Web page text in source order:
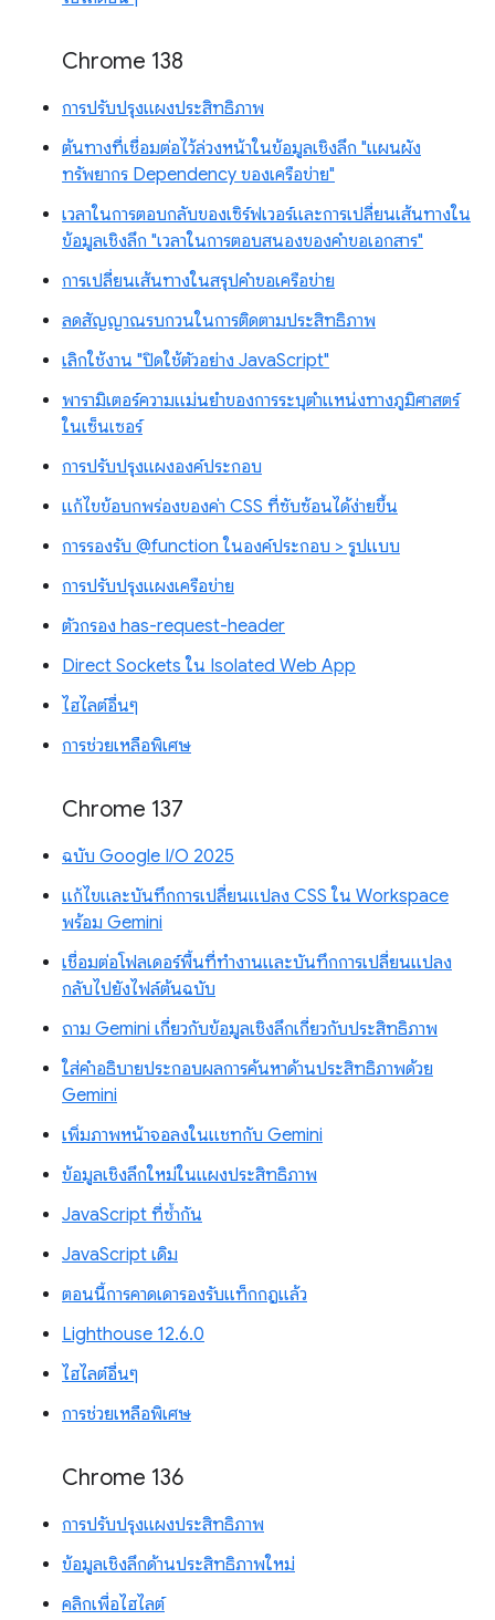
Chrome 138
การปรับปรุงแผงประสิทธิภาพ
ต้นทางที่เชื่อมต่อไว้ล่วงหน้าในข้อมูลเชิงลึก "แผนผัง
ทรัพยากร Dependency ของเครือข่าย"
เวลาในการตอบกลับของเซิร์ฟเวอร์และการเปลี่ยนเส้นทางใน
ข้อมูลเชิงลึก "เวลาในการตอบสนองของคำขอเอกสาร"
การเปลี่ยนเส้นทางในสรุปคำขอเครือข่าย
ลดสัญญาณรบกวนในการติดตามประสิทธิภาพ
เลิกใช้งาน "ปิดใช้ตัวอย่าง JavaScript"
พารามิเตอร์ความแม่นยำของการระบุตำแหน่งทางภูมิศาสตร์
ในเซ็นเซอร์
การปรับปรุงแผงองค์ประกอบ
แก้ไขข้อบกพร่องของค่า CSS ที่ซับซ้อนได้ง่ายขึ้น
การรองรับ @function ในองค์ประกอบ > รูปแบบ
การปรับปรุงแผงเครือข่าย
ตัวกรอง has-request-header
Direct Sockets ใน Isolated Web App
ไฮไลต์อื่นๆ
การช่วยเหลือพิเศษ
Chrome 137
ฉบับ Google I/O 2025
แก้ไขและบันทึกการเปลี่ยนแปลง CSS ใน Workspace
พร้อม Gemini
เชื่อมต่อโฟลเดอร์พื้นที่ทำงานและบันทึกการเปลี่ยนแปลง
กลับไปยังไฟล์ต้นฉบับ
ถาม Gemini เกี่ยวกับข้อมูลเชิงลึกเกี่ยวกับประสิทธิภาพ
ใส่คำอธิบายประกอบผลการค้นหาด้านประสิทธิภาพด้วย
Gemini
เพิ่มภาพหน้าจอลงในแชทกับ Gemini
ข้อมูลเชิงลึกใหม่ในแผงประสิทธิภาพ
JavaScript ที่ซ้ำกัน
JavaScript เดิม
ตอนนี้การคาดเดารองรับแท็กกฎแล้ว
Lighthouse 12.6.0
ไฮไลต์อื่นๆ
การช่วยเหลือพิเศษ
Chrome 136
การปรับปรุงแผงประสิทธิภาพ
ข้อมูลเชิงลึกด้านประสิทธิภาพใหม่
คลิกเพื่อไฮไลต์